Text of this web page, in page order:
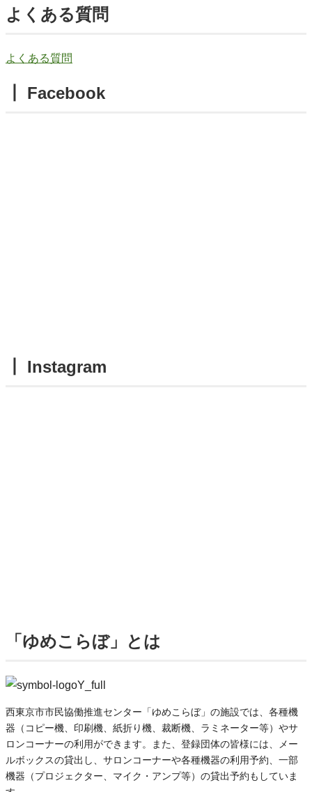
よくある質問
よくある質問
┃ Facebook
┃ Instagram
「ゆめこらぼ」とは
西東京市市民協働推進センター「ゆめこらぼ」の施設では、各種機
器（コピー機、印刷機、紙折り機、裁断機、ラミネーター等）やサ
ロンコーナーの利用ができます。また、登録団体の皆様には、メー
ルボックスの貸出し、サロンコーナーや各種機器の利用予約、一部
機器（プロジェクター、マイク・アンプ等）の貸出予約もしていま